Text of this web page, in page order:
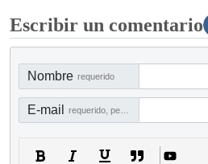
Escribir un comentario
Nombre requerido
E-mail